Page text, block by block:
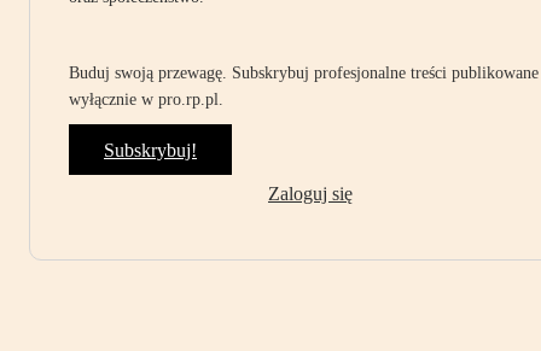
Buduj swoją przewagę. Subskrybuj profesjonalne treści publikowane
wyłącznie w pro.rp.pl.
Subskrybuj!
Zaloguj się